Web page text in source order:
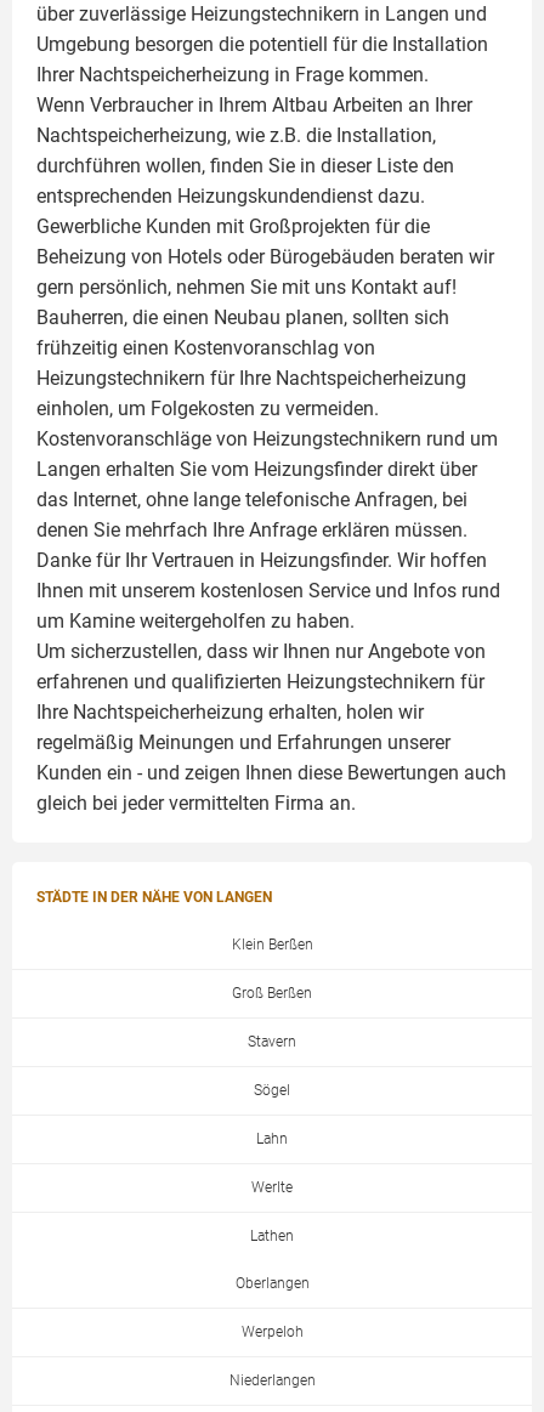
über zuverlässige Heizungstechnikern in Langen und
Umgebung besorgen die potentiell für die Installation
Ihrer Nachtspeicherheizung in Frage kommen.
Wenn Verbraucher in Ihrem Altbau Arbeiten an Ihrer
Nachtspeicherheizung, wie z.B. die Installation,
durchführen wollen, finden Sie in dieser Liste den
entsprechenden Heizungskundendienst dazu.
Gewerbliche Kunden mit Großprojekten für die
Beheizung von Hotels oder Bürogebäuden beraten wir
gern persönlich, nehmen Sie mit uns Kontakt auf!
Bauherren, die einen Neubau planen, sollten sich
frühzeitig einen Kostenvoranschlag von
Heizungstechnikern für Ihre Nachtspeicherheizung
einholen, um Folgekosten zu vermeiden.
Kostenvoranschläge von Heizungstechnikern rund um
Langen erhalten Sie vom Heizungsfinder direkt über
das Internet, ohne lange telefonische Anfragen, bei
denen Sie mehrfach Ihre Anfrage erklären müssen.
Danke für Ihr Vertrauen in Heizungsfinder. Wir hoffen
Ihnen mit unserem kostenlosen Service und Infos rund
um Kamine weitergeholfen zu haben.
Um sicherzustellen, dass wir Ihnen nur Angebote von
erfahrenen und qualifizierten Heizungstechnikern für
Ihre Nachtspeicherheizung erhalten, holen wir
regelmäßig Meinungen und Erfahrungen unserer
Kunden ein - und zeigen Ihnen diese Bewertungen auch
gleich bei jeder vermittelten Firma an.
STÄDTE IN DER NÄHE VON LANGEN
Klein Berßen
Groß Berßen
Stavern
Sögel
Lahn
Werlte
Lathen
Oberlangen
Werpeloh
Niederlangen